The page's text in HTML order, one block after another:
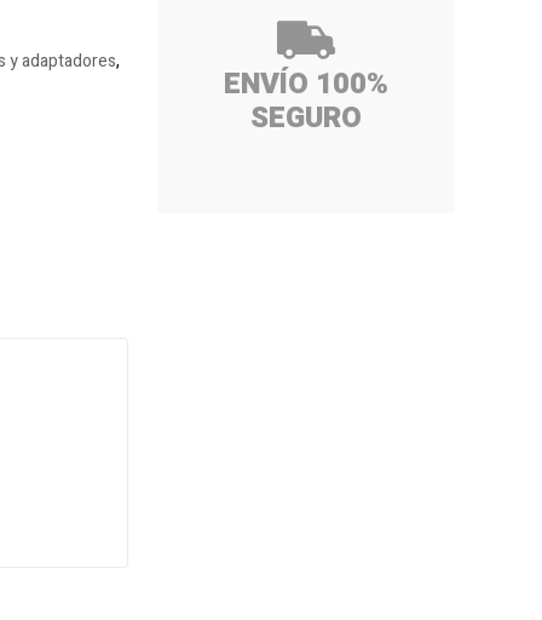
y adaptadores,
ENVÍO 100%
SEGURO